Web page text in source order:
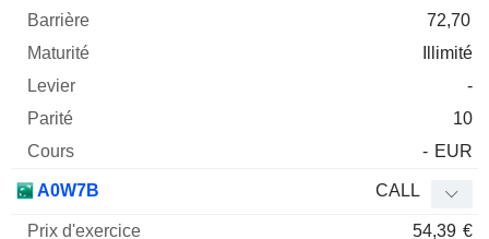
72,70
Illimité
-
10
- EUR
A0W7B CALL
54,39 €